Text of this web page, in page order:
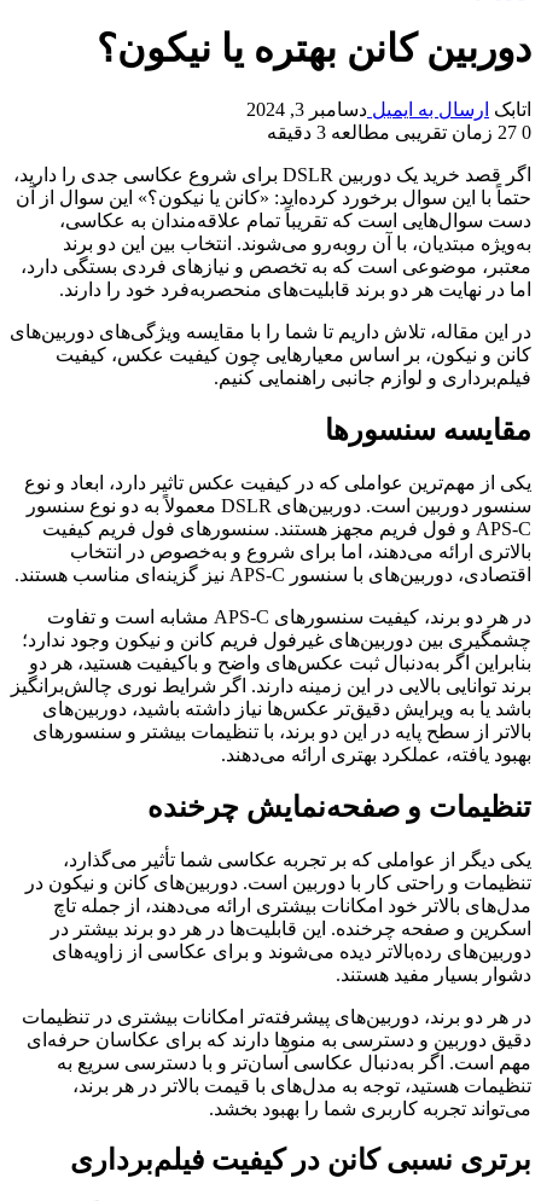
دوربین کانن بهتره یا نیکون؟
اتابک ارسال به ایمیل دسامبر 3, 2024
0
زمان تقریبی مطالعه 3 دقیقه
اگر قصد خرید یک دوربین DSLR برای شروع عکاسی جدی را دارید،
حتماً با این سوال برخورد کرده‌اید: «کانن یا نیکون؟» این سوال از آن
دست سوال‌هایی است که تقریباً تمام علاقه‌مندان به عکاسی،
به‌ویژه مبتدیان، با آن روبه‌رو می‌شوند. انتخاب بین این دو برند
معتبر، موضوعی است که به تخصص و نیازهای فردی بستگی دارد،
اما در نهایت هر دو برند قابلیت‌های منحصربه‌فرد خود را دارند.
در این مقاله، تلاش داریم تا شما را با مقایسه‌ ویژگی‌های دوربین‌های
کانن و نیکون، بر اساس معیارهایی چون کیفیت عکس، کیفیت
فیلم‌برداری و لوازم جانبی راهنمایی کنیم.
مقایسه سنسورها
یکی از مهم‌ترین عواملی که در کیفیت عکس تاثیر دارد، ابعاد و نوع
سنسور دوربین است. دوربین‌های DSLR معمولاً به دو نوع سنسور
APS-C و فول فریم مجهز هستند. سنسورهای فول فریم کیفیت
بالاتری ارائه می‌دهند، اما برای شروع و به‌خصوص در انتخاب
اقتصادی، دوربین‌های با سنسور APS-C نیز گزینه‌ای مناسب هستند.
در هر دو برند، کیفیت سنسورهای APS-C مشابه است و تفاوت
چشمگیری بین دوربین‌های غیرفول فریم کانن و نیکون وجود ندارد؛
بنابراین اگر به‌دنبال ثبت عکس‌های واضح و باکیفیت هستید، هر دو
برند توانایی بالایی در این زمینه دارند. اگر شرایط نوری چالش‌برانگیز
باشد یا به ویرایش دقیق‌تر عکس‌ها نیاز داشته باشید، دوربین‌های
بالاتر از سطح پایه در این دو برند، با تنظیمات بیشتر و سنسورهای
بهبود یافته، عملکرد بهتری ارائه می‌دهند.
تنظیمات و صفحه‌نمایش چرخنده
یکی دیگر از عواملی که بر تجربه عکاسی شما تأثیر می‌گذارد،
تنظیمات و راحتی کار با دوربین است. دوربین‌های کانن و نیکون در
مدل‌های بالاتر خود امکانات بیشتری ارائه می‌دهند، از جمله تاچ
اسکرین و صفحه چرخنده. این قابلیت‌ها در هر دو برند بیشتر در
دوربین‌های رده‌بالاتر دیده می‌شوند و برای عکاسی از زاویه‌های
دشوار بسیار مفید هستند.
در هر دو برند، دوربین‌های پیشرفته‌تر امکانات بیشتری در تنظیمات
دقیق دوربین و دسترسی به منوها دارند که برای عکاسان حرفه‌ای
مهم است. اگر به‌دنبال عکاسی آسان‌تر و با دسترسی سریع به
تنظیمات هستید، توجه به مدل‌های با قیمت بالاتر در هر برند،
می‌تواند تجربه کاربری شما را بهبود بخشد.
برتری نسبی کانن در کیفیت فیلم‌برداری